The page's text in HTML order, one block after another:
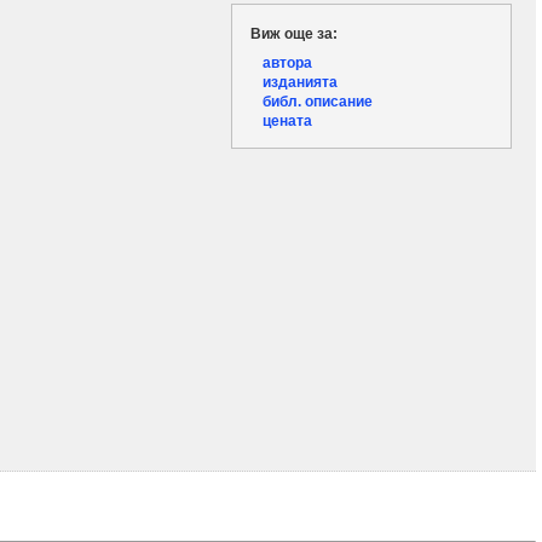
Виж още за:
автора
изданията
библ. описание
цената